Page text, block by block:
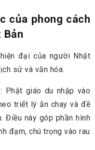
của phong cách
Bản
đại của người Nhật
sử và văn hóa.
Phật giáo du nhập vào
triết lý ăn chay và đề
Điều này góp phần hình
đạm, chú trọng vào rau